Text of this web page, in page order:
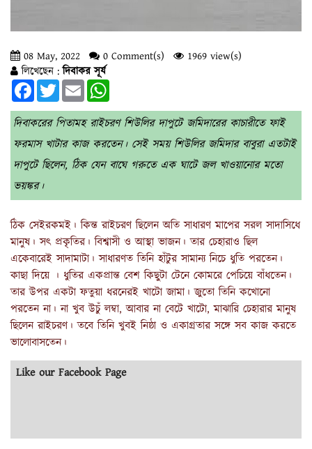
08 May, 2022 0 Comment(s)
1969 view(s)
লিখেছেন :দিবাকর সূর্য
FacebookTwitterEmail
দিবাকরের পিতামহ রাইচরণ শিউলির দাপুটে জমিদারের কাচারীতে ফাই
ফরমাস খাটার কাজ করতেন। সেই সময় শিউলির জমিদার বাবুরা এতটাই
দাপুটে ছিলেন, ঠিক যেন বাঘে গরুতে এক ঘাটে জল খাওয়ানোর মতো
ভয়ঙ্কর।
ঠিক সেইরকমই। কিন্ত রাইচরণ ছিলেন অতি সাধারণ মাপের সরল সাদাসিধে
মানুষ। সৎ প্রকৃতির। বিশ্বাসী ও আস্থা ভাজন। তার চেহারাও ছিল
একেবারেই সাদামাটা। সাধারণত তিনি হাঁটুর সামান্য নিচে ধুতি পরতেন।
কাছা দিয়ে । ধুতির একপ্রান্ত বেশ কিছুটা টেনে কোমরে পেচিয়ে বাঁধতেন।
তার উপর একটা ফতুয়া ধরনেরই খাটো জামা। জুতো তিনি কখোনো
পরতেন না। না খুব উচুঁ লম্বা, আবার না বেটে খাটো, মাঝারি চেহারার মানুষ
ছিলেন রাইচরণ। তবে তিনি খুবই নিষ্ঠা ও একাগ্রতার সঙ্গে সব কাজ করতে
ভালোবাসতেন।
Like our Facebook Page